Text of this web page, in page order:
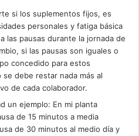
si los suplementos fijos, es
personales y fatiga básica
las pausas durante la jornada de
si las pausas son iguales o
concedido para estos
debe restar nada más al
de cada colaborador.
un ejemplo: En mi planta
de 15 minutos a media
de 30 minutos al medio día y